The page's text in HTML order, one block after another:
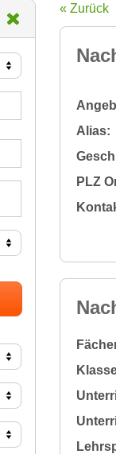
« Zurück
Alias:
PLZ